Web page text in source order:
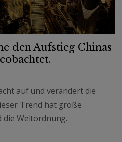
den Aufstieg Chinas
auf und verändert die
Trend hat große
die Weltordnung.